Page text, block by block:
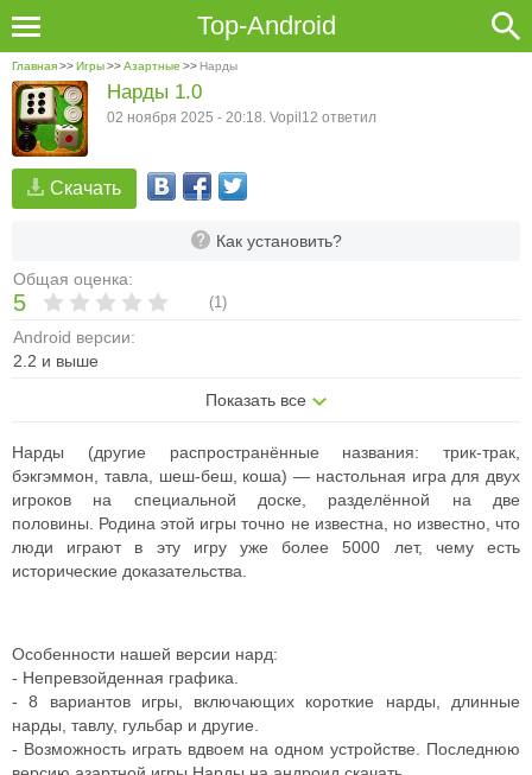
Top-Android
Главная>>Игры>>Азартные >> Нарды
Скачать
Как установить?
Общая оценка:
5 (1)
Android версии:
2.2 и выше
Показать все
Нарды 1.0
02 ноября 2025 - 20:18. Vopil12 ответил
Нарды (другие распространённые названия: трик-трак,
бэкгэммон, тавла, шеш-беш, коша) — настольная игра для двух
игроков на специальной доске, разделённой на две
половины. Родина этой игры точно не известна, но известно, что
люди играют в эту игру уже более 5000 лет, чему есть
исторические доказательства.
Особенности нашей версии нард:
- Непревзойденная графика.
- 8 вариантов игры, включающих короткие нарды, длинные
нарды, тавлу, гульбар и другие.
- Возможность играть вдвоем на одном устройстве. Последнюю